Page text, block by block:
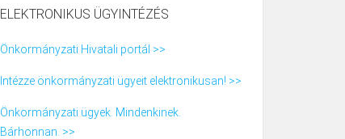
ELEKTRONIKUS ÜGYINTÉZÉS
Önkormányzati Hivatali portál >>
Intézze önkormányzati ügyeit elektronikusan! >>
Önkormányzati ügyek. Mindenkinek.
Bárhonnan. >>